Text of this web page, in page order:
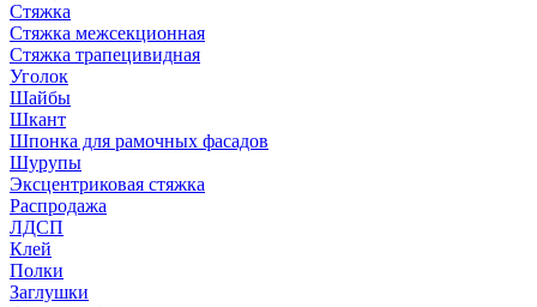
Стяжка
Стяжка межсекционная
Стяжка трапецивидная
Уголок
Шайбы
Шкант
Шпонка для рамочных фасадов
Шурупы
Эксцентриковая стяжка
Распродажа
ЛДСП
Клей
Полки
Заглушки